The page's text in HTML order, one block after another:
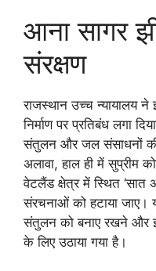
आना सागर
संरक्षण
राजस्थान उच्च न्यायालय
निर्माण पर प्रतिबंध लगा
संतुलन और जल संसाधनों की
अलावा, हाल ही में सुप्रीम
वेटलैंड क्षेत्र में स्थित ‘सात
संरचनाओं को हटाया जाए।
संतुलन को बनाए रखने और
के लिए उठाया गया है।